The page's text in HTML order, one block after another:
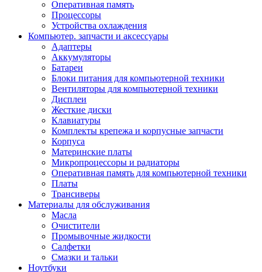
Оперативная память
Процессоры
Устройства охлаждения
Компьютер. запчасти и аксессуары
Адаптеры
Аккумуляторы
Батареи
Блоки питания для компьютерной техники
Вентиляторы для компьютерной техники
Дисплеи
Жесткие диски
Клавиатуры
Комплекты крепежа и корпусные запчасти
Корпуса
Материнские платы
Микропроцессоры и радиаторы
Оперативная память для компьютерной техники
Платы
Трансиверы
Материалы для обслуживания
Масла
Очистители
Промывочные жидкости
Салфетки
Смазки и тальки
Ноутбуки